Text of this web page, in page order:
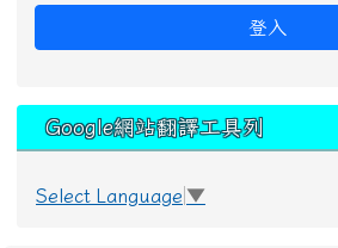
登入
Google網站翻譯工具列
Select Language ▼